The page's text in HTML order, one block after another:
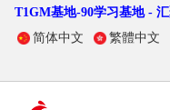
T1GM基地-90学习基地 -
简体中文
繁體中文